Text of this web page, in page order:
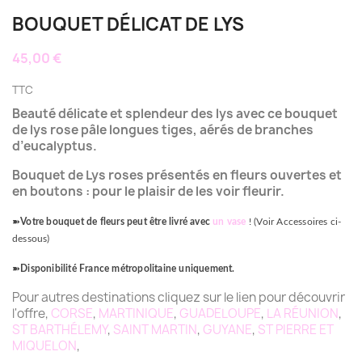
BOUQUET DÉLICAT DE LYS
45,00 €
TTC
Beauté délicate et splendeur des lys avec ce bouquet
de lys rose pâle longues tiges, aérés de branches
d’eucalyptus.
Bouquet de Lys roses présentés en fleurs ouvertes et
en boutons : pour le plaisir de les voir fleurir.
➽Votre bouquet de fleurs peut être livré avec un vase ! (Voir Accessoires ci-
dessous)
➽ Disponibilité France métropolitaine uniquement.
Pour autres destinations cliquez sur le lien pour découvrir
l'offre, CORSE, MARTINIQUE, GUADELOUPE, LA RÉUNION,
ST BARTHÉLEMY, SAINT MARTIN, GUYANE, ST PIERRE ET
MIQUELON,